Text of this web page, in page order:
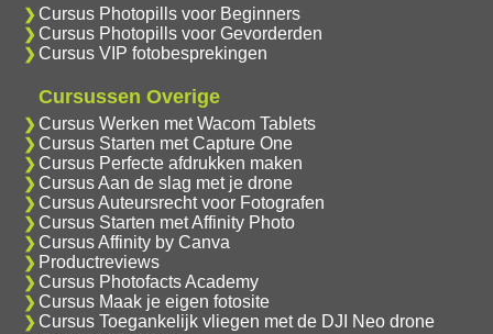
Cursus Photopills voor Beginners
Cursus Photopills voor Gevorderden
Cursus VIP fotobesprekingen
Cursussen Overige
Cursus Werken met Wacom Tablets
Cursus Starten met Capture One
Cursus Perfecte afdrukken maken
Cursus Aan de slag met je drone
Cursus Auteursrecht voor Fotografen
Cursus Starten met Affinity Photo
Cursus Affinity by Canva
Productreviews
Cursus Photofacts Academy
Cursus Maak je eigen fotosite
Cursus Toegankelijk vliegen met de DJI Neo drone